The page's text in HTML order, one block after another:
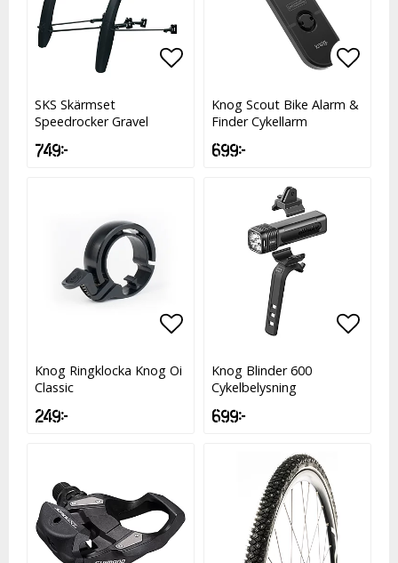
Lägg till i favoritlistan
SKS Skärmset
Speedrocker Gravel
749 kr
Knog Scout Bike Alarm &
Finder Cykellarm
699 kr
Lägg till i favoritlistan
Knog Ringklocka Knog Oi
Classic
249 kr
Knog Blinder 600
Cykelbelysning
699 kr